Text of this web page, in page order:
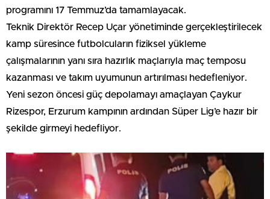
programını 17 Temmuz’da tamamlayacak.
Teknik Direktör Recep Uçar yönetiminde gerçekleştirilecek
kamp süresince futbolcuların fiziksel yükleme
çalışmalarının yanı sıra hazırlık maçlarıyla maç temposu
kazanması ve takım uyumunun artırılması hedefleniyor.
Yeni sezon öncesi güç depolamayı amaçlayan Çaykur
Rizespor, Erzurum kampının ardından Süper Lig’e hazır bir
şekilde girmeyi hedefliyor.